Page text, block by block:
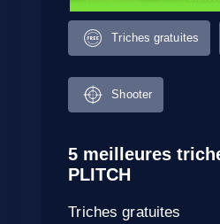
Triches gratuites
Shooter
5 meilleures
PLITCH
Triches gratuites